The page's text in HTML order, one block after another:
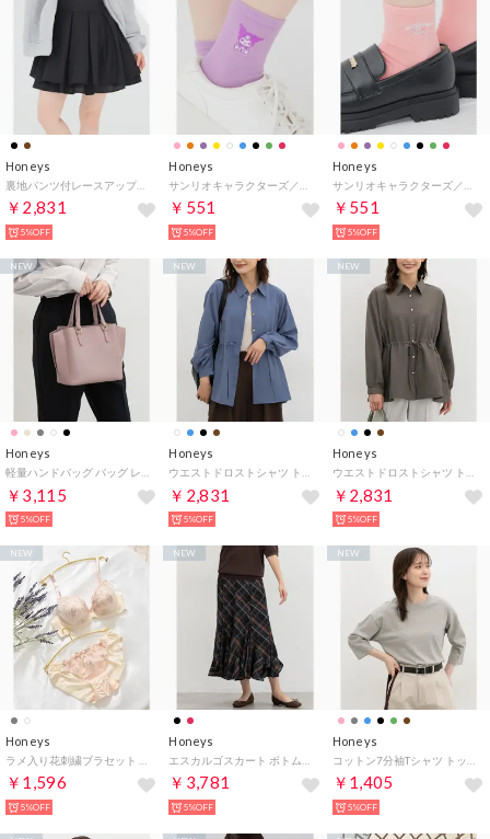
Honeys
￥2,831
5%OFF
Honeys
￥551
5%OFF
Honeys
￥551
5%OFF
Honeys
￥3,115
NEW
5%OFF
Honeys
￥2,831
NEW
5%OFF
Honeys
￥2,831
NEW
5%OFF
Honeys
￥1,596
NEW
5%OFF
Honeys
￥3,781
NEW
5%OFF
Honeys
￥1,405
NEW
5%OFF